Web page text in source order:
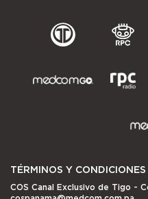
TÉRMINOS Y CONDICIONES
COS Canal Exclusivo de Tigo -